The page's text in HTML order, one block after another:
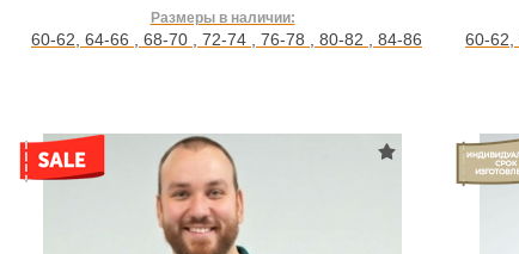
Размеры в наличии:
60-62, 64-66 , 68-70 , 72-74 , 76-78 , 80-82 , 84-86 60-62,